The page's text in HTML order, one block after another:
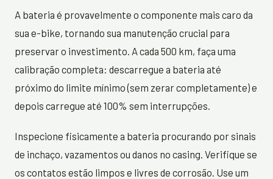
A bateria é provavelmente o componente mais caro da
sua e-bike, tornando sua manutenção crucial para
preservar o investimento. A cada 500 km, faça uma
calibração completa: descarregue a bateria até
próximo do limite mínimo (sem zerar completamente) e
depois carregue até 100% sem interrupções.
Inspecione fisicamente a bateria procurando por sinais
de inchaço, vazamentos ou danos no casing. Verifique se
os contatos estão limpos e livres de corrosão. Use um